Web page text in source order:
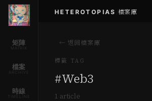
矩陣
MATRIX
檔案
ARCHIVE
時線
TIMELINE
HETEROTOPIAS 檔案庫
← 返回檔案庫
標籤 TAG
#Web3
1 article